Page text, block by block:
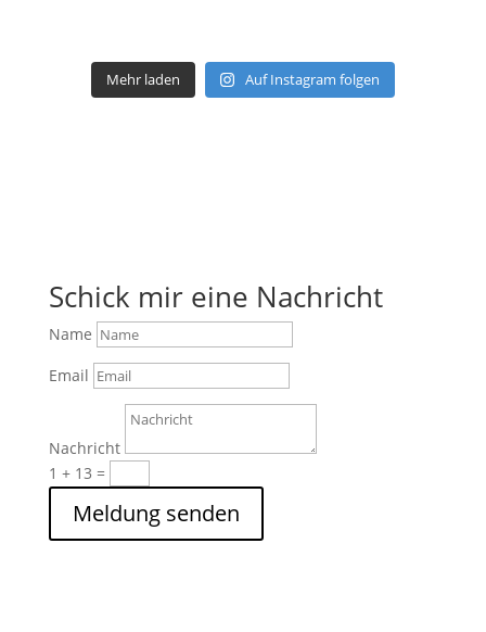
Mehr laden Auf Instagram folgen
Schick mir eine Nachricht
Name
Email
Nachricht
1 + 13 =
Meldung senden